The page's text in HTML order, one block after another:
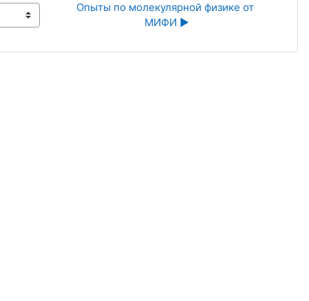
Опыты по молекулярной физике от
МИФИ ▶︎